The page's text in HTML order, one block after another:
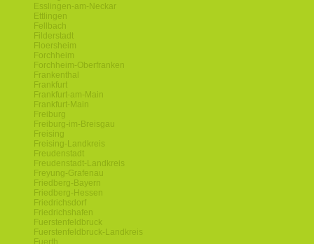
Esslingen-am-Neckar
Ettlingen
Fellbach
Filderstadt
Floersheim
Forchheim
Forchheim-Oberfranken
Frankenthal
Frankfurt
Frankfurt-am-Main
Frankfurt-Main
Freiburg
Freiburg-im-Breisgau
Freising
Freising-Landkreis
Freudenstadt
Freudenstadt-Landkreis
Freyung-Grafenau
Friedberg-Bayern
Friedberg-Hessen
Friedrichsdorf
Friedrichshafen
Fuerstenfeldbruck
Fuerstenfeldbruck-Landkreis
Fuerth